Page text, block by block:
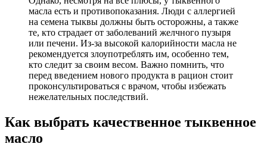
масла есть и противопоказания. Люди с аллергией
на семена тыквы должны быть осторожны, а также
те, кто страдает от заболеваний желчного пузыря
или печени. Из-за высокой калорийности масла не
рекомендуется злоупотреблять им, особенно тем,
кто следит за своим весом. Важно помнить, что
перед введением нового продукта в рацион стоит
проконсультироваться с врачом, чтобы избежать
нежелательных последствий.
Как выбрать качественное тыквенное
масло